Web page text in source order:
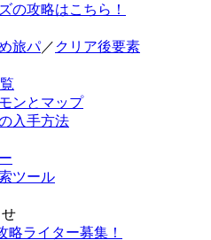
の攻略はこちら！
旅パ／ クリア後要素
ンとマップ
入手方法
ツール
略ライター募集！